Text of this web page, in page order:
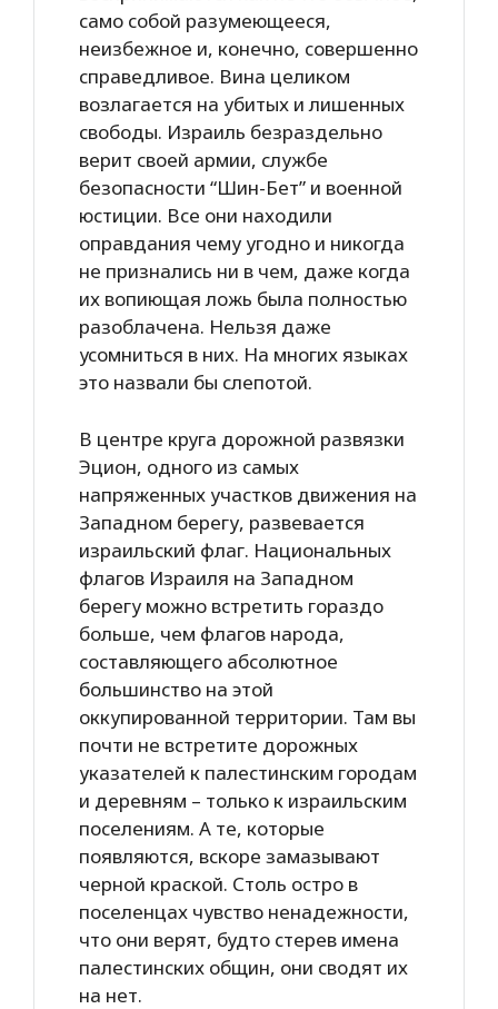
само собой разумеющееся,
неизбежное и, конечно, совершенно
справедливое. Вина целиком
возлагается на убитых и лишенных
свободы. Израиль безраздельно
верит своей армии, службе
безопасности “Шин-Бет” и военной
юстиции. Все они находили
оправдания чему угодно и никогда
не признались ни в чем, даже когда
их вопиющая ложь была полностью
разоблачена. Нельзя даже
усомниться в них. На многих языках
это назвали бы слепотой.
В центре круга дорожной развязки
Эцион, одного из самых
напряженных участков движения на
Западном берегу, развевается
израильский флаг. Национальных
флагов Израиля на Западном
берегу можно встретить гораздо
больше, чем флагов народа,
составляющего абсолютное
большинство на этой
оккупированной территории. Там вы
почти не встретите дорожных
указателей к палестинским городам
и деревням – только к израильским
поселениям. А те, которые
появляются, вскоре замазывают
черной краской. Столь остро в
поселенцах чувство ненадежности,
что они верят, будто стерев имена
палестинских общин, они сводят их
на нет.